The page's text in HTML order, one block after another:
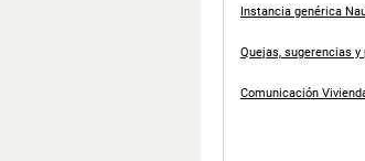
Instancia genérica
Quejas, sugerencias y
Comunicación